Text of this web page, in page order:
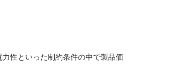
性といった制約条件の中で製品価